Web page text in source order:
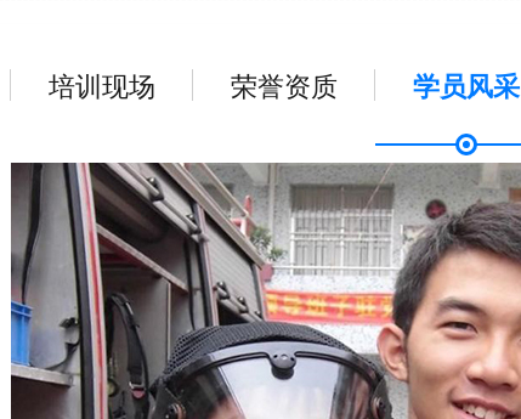
培训现场 荣誉资质 学员风采